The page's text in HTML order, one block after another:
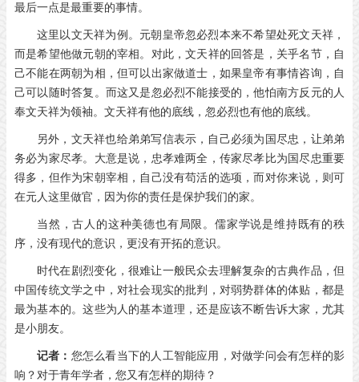
最后一点是最重要的事情。
这里以文天祥为例。元朝皇帝忽必烈本来不希望处死文天祥，
而是希望他做元朝的宰相。对此，文天祥的回答是，关乎名节，自
己不能在两朝为相，但可以出家做道士，如果皇帝有事情咨询，自
己可以随时答复。而这又是忽必烈不能接受的，他怕南方反元的人
奉文天祥为领袖。文天祥有他的底线，忽必烈也有他的底线。
另外，文天祥也给弟弟写信表示，自己必须为国尽忠，让弟弟
务必为家尽孝。大意是说，忠孝难两全，传家尽孝比为国尽忠重要
得多，但作为宋朝宰相，自己没有苟活的选项，而对你来说，则可
在元人这里做官，因为你的责任是保护我们的家。
当然，古人的这种美德也有局限。儒家学说是维持既有的秩
序，没有现代的意识，更没有开拓的意识。
时代在剧烈变化，很难让一般民众去理解复杂的古典作品，但
中国传统文学之中，对社会现实的批判，对弱势群体的体贴，都是
最为基本的。这些为人的基本道理，还是应该不断告诉大家，尤其
是小朋友。
记者： 您怎么看当下的人工智能应用，对做学问会有怎样的影
响？对于青年学者，您又有怎样的期待？